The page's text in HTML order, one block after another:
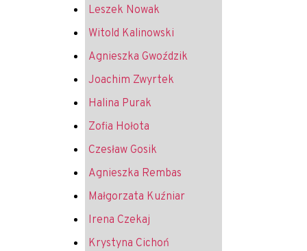
Leszek Nowak
Witold Kalinowski
Agnieszka Gwoździk
Joachim Zwyrtek
Halina Purak
Zofia Hołota
Czesław Gosik
Agnieszka Rembas
Małgorzata Kuźniar
Irena Czekaj
Krystyna Cichoń